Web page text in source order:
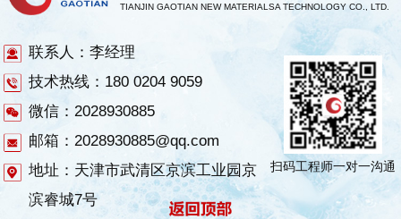
TIANJIN GAOTIAN NEW MATERIALSA TECHNOLOGY CO., LTD.
联系人：李经理
技术热线：180 0204 9059
微信：2028930885
邮箱：2028930885@qq.com
地址：天津市武清区京滨工业园京
滨睿城7号
扫码工程师一对一沟通